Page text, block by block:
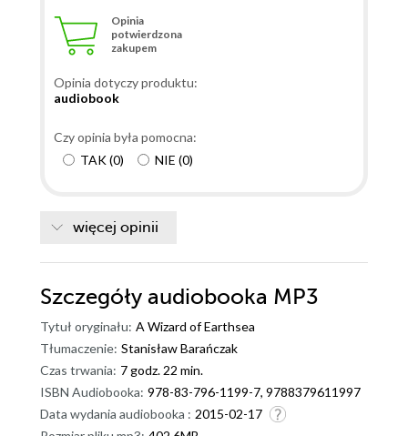
Opinia
potwierdzona
zakupem
Opinia dotyczy produktu:
audiobook
Czy opinia była pomocna:
TAK(0) NIE (0)
więcej opinii
Szczegóły audiobooka MP3
Tytuł oryginału: A Wizard of Earthsea
Tłumaczenie: Stanisław Barańczak
Czas trwania: 7 godz. 22 min.
ISBN Audiobooka: 978-83-796-1199-7, 9788379611997
Data wydania audiobooka : 2015-02-17